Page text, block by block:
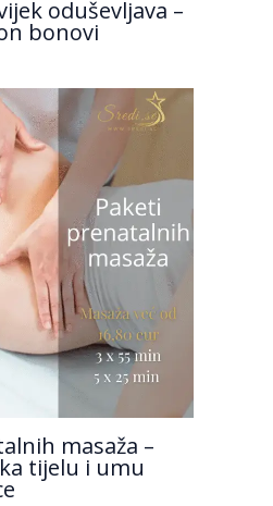
oduševljava –
bonovi
masaža –
tijelu i umu